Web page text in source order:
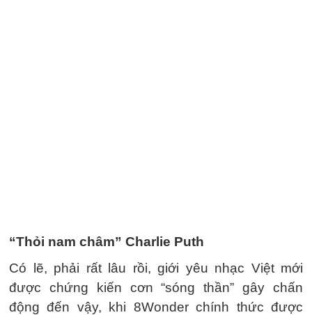
“Thỏi nam châm” Charlie Puth
Có lẽ, phải rất lâu rồi, giới yêu nhạc Việt mới
được chứng kiến cơn “sóng thần” gây chấn
động đến vậy, khi 8Wonder chính thức được